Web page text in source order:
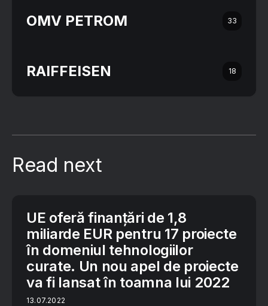
OMV PETROM 33
RAIFFEISEN 18
Read next
UE oferă finanțări de 1,8
miliarde EUR pentru 17 proiecte
în domeniul tehnologiilor
curate. Un nou apel de proiecte
va fi lansat în toamna lui 2022
13.07.2022